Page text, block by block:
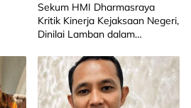
Sekum HMI Dharmasraya
Kritik Kinerja Kejaksaan Negeri,
Dinilai Lamban dalam